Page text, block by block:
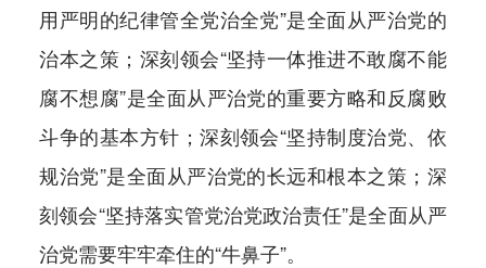
用严明的纪律管全党治全党”是全面从严治党的
治本之策；深刻领会“坚持一体推进不敢腐不能
腐不想腐”是全面从严治党的重要方略和反腐败
斗争的基本方针；深刻领会“坚持制度治党、依
规治党”是全面从严治党的长远和根本之策；深
刻领会“坚持落实管党治党政治责任”是全面从严
治党需要牢牢牵住的“牛鼻子”。